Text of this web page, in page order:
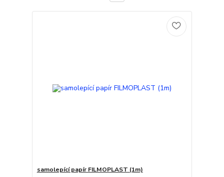
samolepící papír FILMOPLAST (1m)